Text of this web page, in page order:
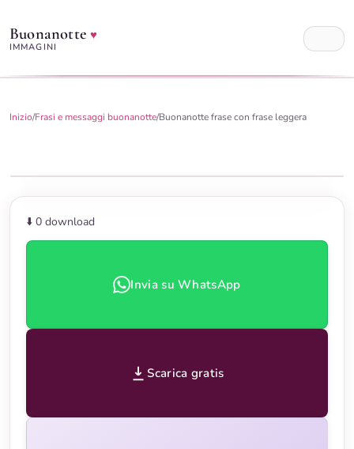
Buonanotte♥
IMMAGINI
Inizio/Frasi e messaggi buonanotte/Buonanotte frase con frase leggera
⬇️ 0 download
Invia su WhatsApp
Scarica gratis